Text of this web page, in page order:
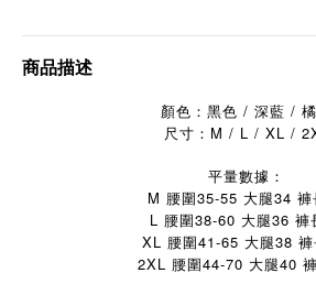
商品描述
顏色：黑色 / 深藍 /
尺寸：M / L / XL /
平量數據：
M 腰圍35-55 大腿34 褲
L 腰圍38-60 大腿36 褲
XL 腰圍41-65 大腿38
2XL 腰圍44-70 大腿40